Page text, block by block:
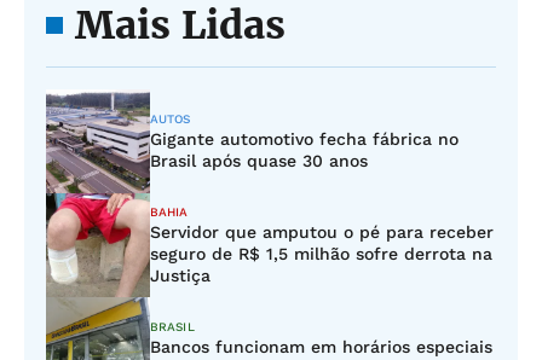
Mais Lidas
AUTOS
Gigante automotivo fecha fábrica no
Brasil após quase 30 anos
BAHIA
Servidor que amputou o pé para receber
seguro de R$ 1,5 milhão sofre derrota na
Justiça
BRASIL
Bancos funcionam em horários especiais